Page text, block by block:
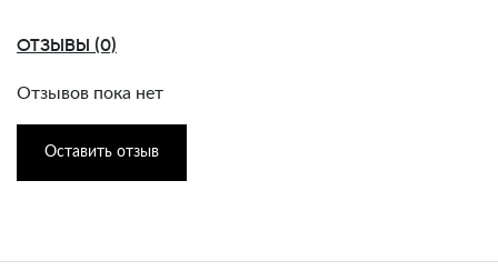
ОТЗЫВЫ (0)
Отзывов пока нет
Оставить отзыв